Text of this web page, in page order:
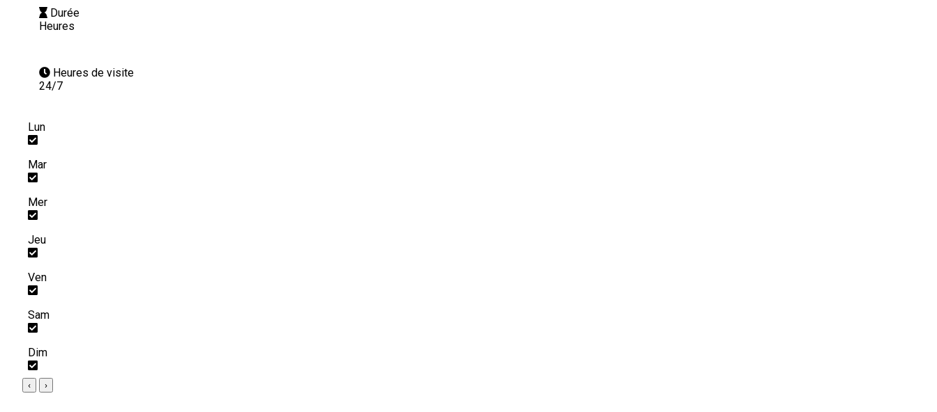
Durée
Heures
Heures de visite
24/7
Lun
Mar
Mer
Jeu
Ven
Sam
Dim
‹ ›